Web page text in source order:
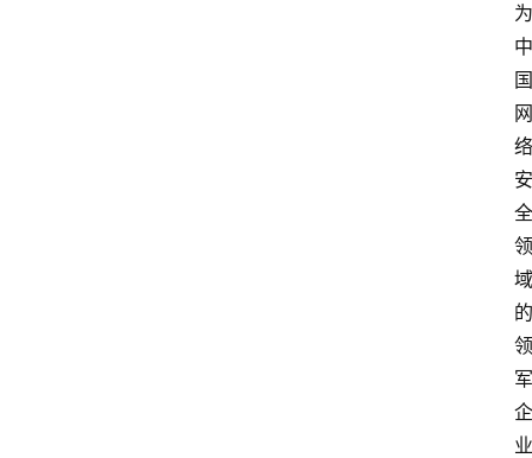
为
中
国
网
络
安
全
领
域
的
领
军
企
业